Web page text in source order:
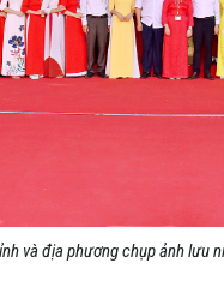
và địa phương chụp ảnh lưu